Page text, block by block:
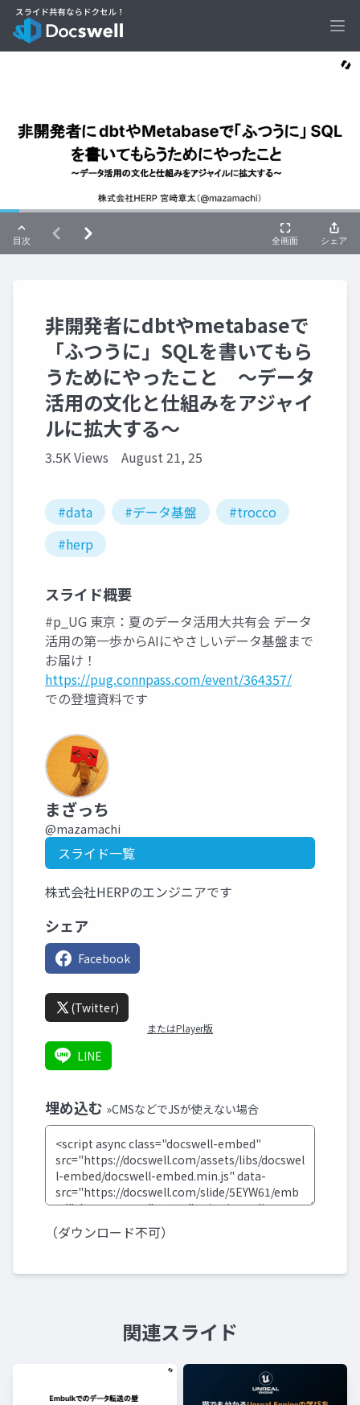
非開発者にdbtやmetabaseで
「ふつうに」SQLを書いてもら
うためにやったこと 〜データ
活用の文化と仕組みをアジャイ
ルに拡大する〜
3.5K Views August 21, 25
#data #データ基盤
#trocco
#herp
スライド概要
#p_UG 東京：夏のデータ活用大共有会 データ
活用の第一歩からAIにやさしいデータ基盤まで
お届け！
https://pug.connpass.com/event/364357/
での登壇資料です
まざっち
@mazamachi
スライド一覧
株式会社HERPのエンジニアです
シェア
Facebook
(Twitter)
またはPlayer版
LINE
埋め込む »CMSなどでJSが使えない場合
（ダウンロード不可）
関連スライド